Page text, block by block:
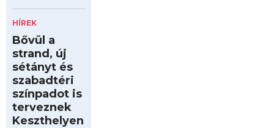
HÍREK
Bővül a
strand, új
sétányt és
szabadtéri
színpadot is
terveznek
Keszthelyen